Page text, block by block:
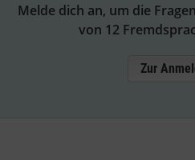
Melde dich an, um die
von 12
Zur